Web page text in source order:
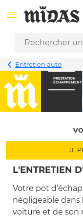
Entretien auto
PRESTATION
ÉCHAPPEMENT
L'ENTRETIEN
Votre pot
négligeable dans
voiture et de son
JE